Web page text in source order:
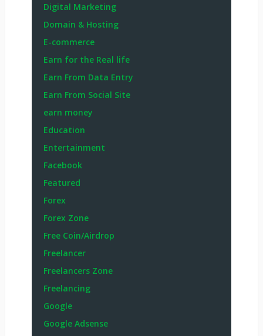
Digital Marketing
Domain & Hosting
E-commerce
Earn for the Real life
Earn From Data Entry
Earn From Social Site
earn money
Education
Entertainment
Facebook
Featured
Forex
Forex Zone
Free Coin/Airdrop
Freelancer
Freelancers Zone
Freelancing
Google
Google Adsense